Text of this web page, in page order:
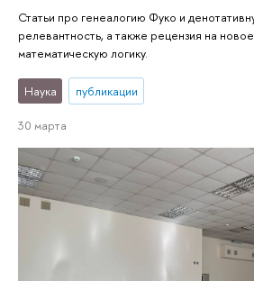
Статьи про генеалогию Фуко и
релевантность, а также рецензия на
математическую логику.
Наука публикации
30 марта